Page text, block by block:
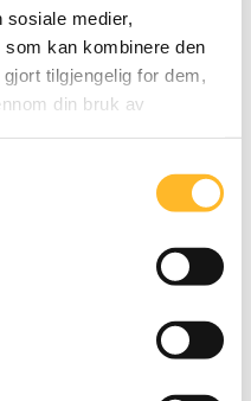
sosiale medier,
kan kombinere den
tilgjengelig for dem,
din bruk av
deg å jobbe ett
ny nettløsning der
for all din pensjon.